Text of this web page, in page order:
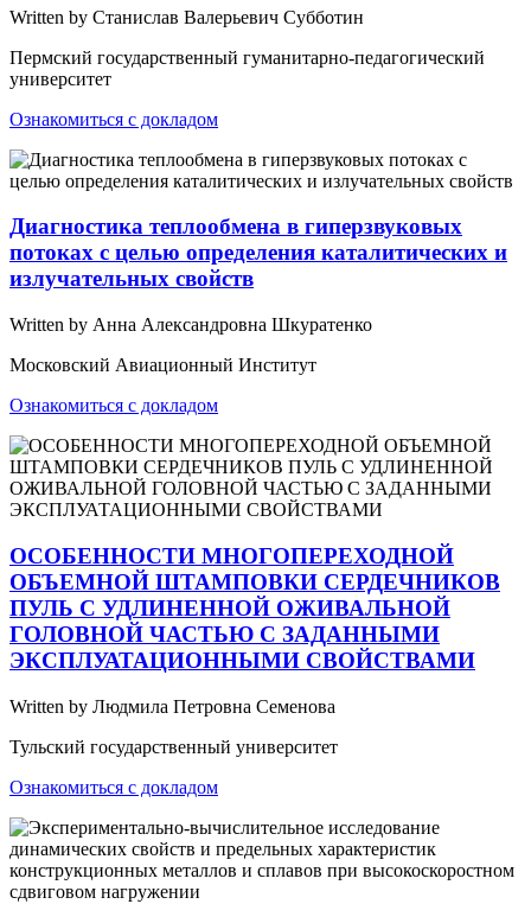
Written by Станислав Валерьевич Субботин
Пермский государственный гуманитарно-педагогический
университет
Ознакомиться с докладом
Диагностика теплообмена в гиперзвуковых
потоках с целью определения каталитических и
излучательных свойств
Written by Анна Александровна Шкуратенко
Московский Авиационный Институт
Ознакомиться с докладом
ОСОБЕННОСТИ МНОГОПЕРЕХОДНОЙ
ОБЪЕМНОЙ ШТАМПОВКИ СЕРДЕЧНИКОВ
ПУЛЬ С УДЛИНЕННОЙ ОЖИВАЛЬНОЙ
ГОЛОВНОЙ ЧАСТЬЮ С ЗАДАННЫМИ
ЭКСПЛУАТАЦИОННЫМИ СВОЙСТВАМИ
Written by Людмила Петровна Семенова
Тульский государственный университет
Ознакомиться с докладом